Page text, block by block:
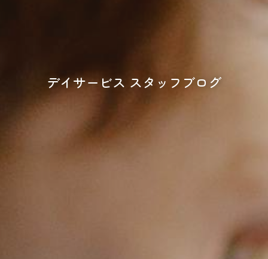
デイサービス スタッフブログ